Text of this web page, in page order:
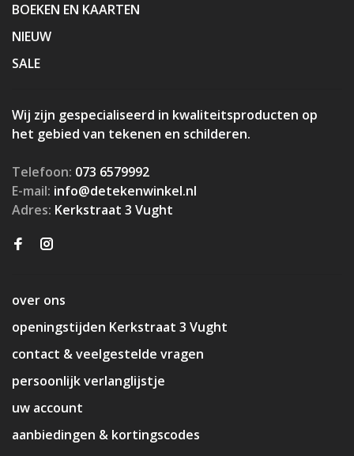
BOEKEN EN KAARTEN
NIEUW
SALE
Wij zijn gespecialiseerd in kwaliteitsproducten op
het gebied van tekenen en schilderen.
Telefoon: 073 6579992
E-mail: info@detekenwinkel.nl
Adres: Kerkstraat 3 Vught
over ons
openingstijden Kerkstraat 3 Vught
contact & veelgestelde vragen
persoonlijk verlanglijstje
uw account
aanbiedingen & kortingscodes